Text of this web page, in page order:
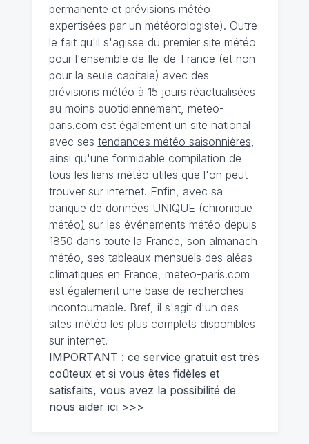
permanente et prévisions météo
expertisées par un météorologiste). Outre
le fait qu'il s'agisse du premier site météo
pour l'ensemble de Ile-de-France (et non
pour la seule capitale) avec des
prévisions météo à 15 jours réactualisées
au moins quotidiennement, meteo-
paris.com est également un site national
avec ses tendances météo saisonnières
ainsi qu'une formidable compilation de
tous les liens météo utiles que l'on peut
trouver sur internet. Enfin, avec sa
banque de données UNIQUE (chronique
météo) sur les événements météo depuis
1850 dans toute la France, son almanach
météo, ses tableaux mensuels des aléas
climatiques en France, meteo-paris.com
est également une base de recherches
incontournable. Bref, il s'agit d'un des
sites météo les plus complets disponibles
sur internet.
IMPORTANT : ce service gratuit est très
coûteux et si vous êtes fidèles et
satisfaits, vous avez la possibilité de
nous aider ici >>>